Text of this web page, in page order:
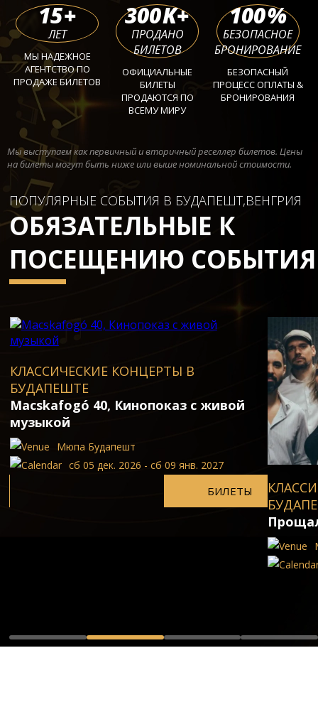
15+
ЛЕТ
МЫ НАДЕЖНОЕ
АГЕНТСТВО ПО
ПРОДАЖЕ БИЛЕТОВ
300K+
ПРОДАНО
БИЛЕТОВ
ОФИЦИАЛЬНЫЕ
БИЛЕТЫ
ПРОДАЮТСЯ ПО
ВСЕМУ МИРУ
100%
БЕЗОПАСНОЕ
БРОНИРОВАНИЕ
БЕЗОПАСНЫЙ
ПРОЦЕСС ОПЛАТЫ &
БРОНИРОВАНИЯ
Мы выступаем как первичный и вторичный реселлер билетов. Цены
на билеты могут быть ниже или выше номинальной стоимости.
ПОПУЛЯРНЫЕ СОБЫТИЯ В БУДАПЕШТ,ВЕНГРИЯ
ОБЯЗАТЕЛЬНЫЕ К
ПОСЕЩЕНИЮ СОБЫТИЯ
КЛАССИЧЕСКИЕ КОНЦЕРТЫ В
БУДАПЕШТЕ
Macskafogó 40, Кинопоказ с живой
музыкой
Мюпа Будапешт
сб 05 дек. 2026 - сб 09 янв. 2027
БИЛЕТЫ